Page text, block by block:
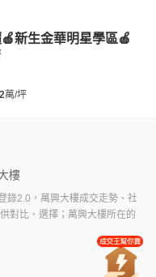
新生金華明星學區🍎
萬/坪
樓
錄2.0，萬興大樓成交走勢、社
對比、選擇；萬興大樓所在的